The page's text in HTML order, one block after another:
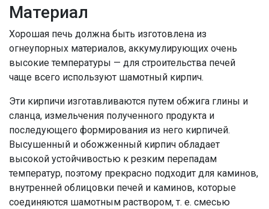
Материал
Хорошая печь должна быть изготовлена ​​из
огнеупорных материалов, аккумулирующих очень
высокие температуры — для строительства печей
чаще всего используют шамотный кирпич.
Эти кирпичи изготавливаются путем обжига глины и
сланца, измельчения полученного продукта и
последующего формирования из него кирпичей.
Высушенный и обожженный кирпич обладает
высокой устойчивостью к резким перепадам
температур, поэтому прекрасно подходит для каминов,
внутренней облицовки печей и каминов, которые
соединяются шамотным раствором, т. е. смесью